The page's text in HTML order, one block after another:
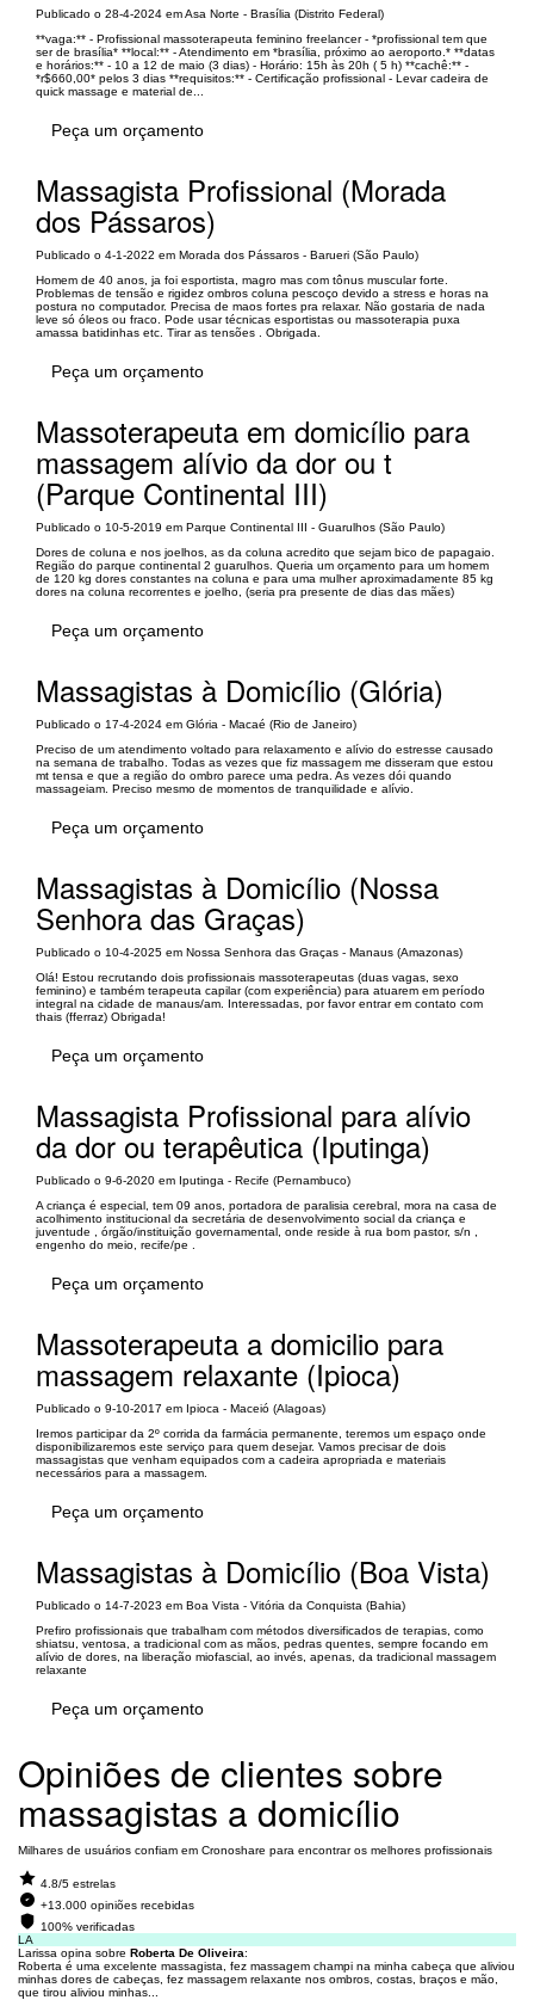
Publicado o 28-4-2024 em Asa Norte - Brasília (Distrito Federal)
**vaga:** - Profissional massoterapeuta feminino freelancer - *profissional tem que
ser de brasília* **local:** - Atendimento em *brasília, próximo ao aeroporto.* **datas
e horários:** - 10 a 12 de maio (3 dias) - Horário: 15h às 20h ( 5 h) **cachê:** -
*r$660,00* pelos 3 dias **requisitos:** - Certificação profissional - Levar cadeira de
quick massage e material de...
Peça um orçamento
Massagista Profissional (Morada
dos Pássaros)
Publicado o 4-1-2022 em Morada dos Pássaros - Barueri (São Paulo)
Homem de 40 anos, ja foi esportista, magro mas com tônus muscular forte.
Problemas de tensão e rigidez ombros coluna pescoço devido a stress e horas na
postura no computador. Precisa de maos fortes pra relaxar. Não gostaria de nada
leve só óleos ou fraco. Pode usar técnicas esportistas ou massoterapia puxa
amassa batidinhas etc. Tirar as tensões . Obrigada.
Peça um orçamento
Massoterapeuta em domicílio para
massagem alívio da dor ou t
(Parque Continental III)
Publicado o 10-5-2019 em Parque Continental III - Guarulhos (São Paulo)
Dores de coluna e nos joelhos, as da coluna acredito que sejam bico de papagaio.
Região do parque continental 2 guarulhos. Queria um orçamento para um homem
de 120 kg dores constantes na coluna e para uma mulher aproximadamente 85 kg
dores na coluna recorrentes e joelho, (seria pra presente de dias das mães)
Peça um orçamento
Massagistas à Domicílio (Glória)
Publicado o 17-4-2024 em Glória - Macaé (Rio de Janeiro)
Preciso de um atendimento voltado para relaxamento e alívio do estresse causado
na semana de trabalho. Todas as vezes que fiz massagem me disseram que estou
mt tensa e que a região do ombro parece uma pedra. As vezes dói quando
massageiam. Preciso mesmo de momentos de tranquilidade e alívio.
Peça um orçamento
Massagistas à Domicílio (Nossa
Senhora das Graças)
Publicado o 10-4-2025 em Nossa Senhora das Graças - Manaus (Amazonas)
Olá! Estou recrutando dois profissionais massoterapeutas (duas vagas, sexo
feminino) e também terapeuta capilar (com experiência) para atuarem em período
integral na cidade de manaus/am. Interessadas, por favor entrar em contato com
thais (fferraz) Obrigada!
Peça um orçamento
Massagista Profissional para alívio
da dor ou terapêutica (Iputinga)
Publicado o 9-6-2020 em Iputinga - Recife (Pernambuco)
A criança é especial, tem 09 anos, portadora de paralisia cerebral, mora na casa de
acolhimento institucional da secretária de desenvolvimento social da criança e
juventude , órgão/instituição governamental, onde reside à rua bom pastor, s/n ,
engenho do meio, recife/pe .
Peça um orçamento
Massoterapeuta a domicilio para
massagem relaxante (Ipioca)
Publicado o 9-10-2017 em Ipioca - Maceió (Alagoas)
Iremos participar da 2º corrida da farmácia permanente, teremos um espaço onde
disponibilizaremos este serviço para quem desejar. Vamos precisar de dois
massagistas que venham equipados com a cadeira apropriada e materiais
necessários para a massagem.
Peça um orçamento
Massagistas à Domicílio (Boa Vista)
Publicado o 14-7-2023 em Boa Vista - Vitória da Conquista (Bahia)
Prefiro profissionais que trabalham com métodos diversificados de terapias, como
shiatsu, ventosa, a tradicional com as mãos, pedras quentes, sempre focando em
alívio de dores, na liberação miofascial, ao invés, apenas, da tradicional massagem
relaxante
Peça um orçamento
Opiniões de clientes sobre
massagistas a domicílio
Milhares de usuários confiam em Cronoshare para encontrar os melhores profissionais
4.8/5 estrelas
+13.000 opiniões recebidas
100% verificadas
LA
Larissa opina sobre Roberta De Oliveira:
Roberta é uma excelente massagista, fez massagem champi na minha cabeça que aliviou
minhas dores de cabeças, fez massagem relaxante nos ombros, costas, braços e mão,
que tirou aliviou minhas...